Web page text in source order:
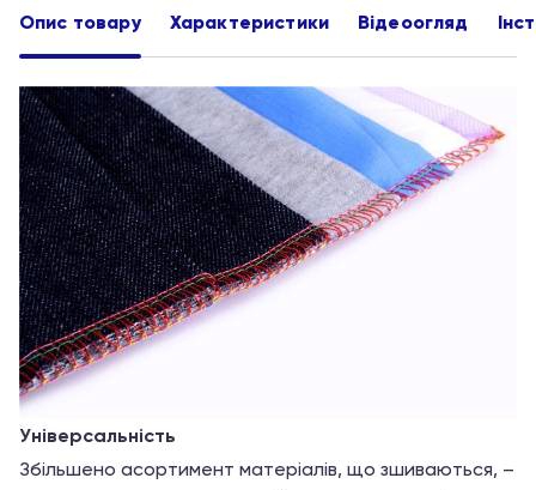
Опис товару Характеристики Відеоогляд
Універсальність
Збільшено асортимент матеріалів, що зшиваються, –